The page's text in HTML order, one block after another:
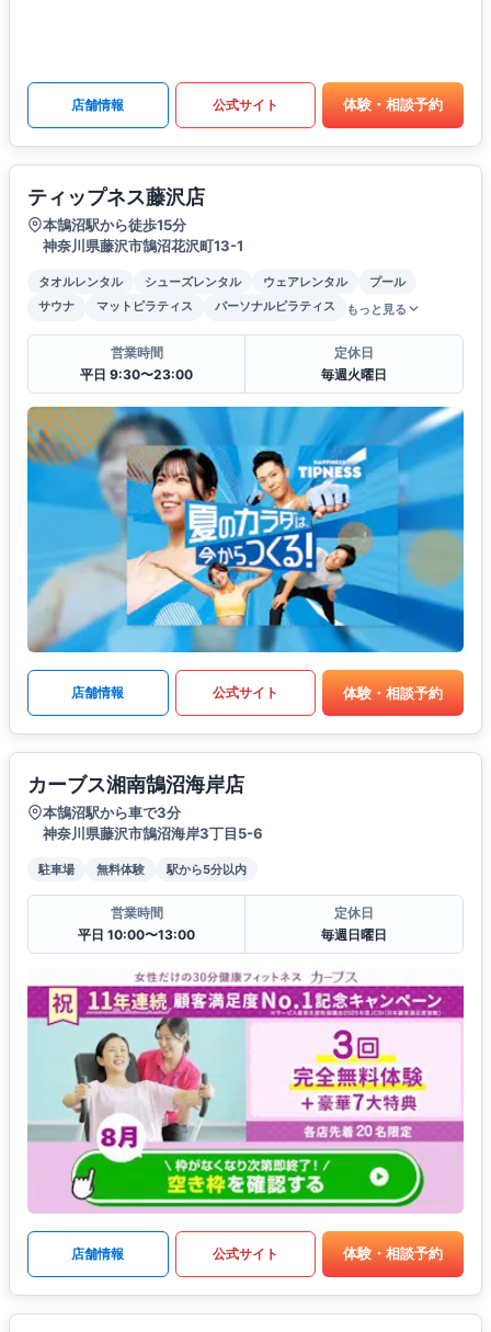
店舗情報 公式サイト 体験・相談予約
ティップネス藤沢店
本鵠沼駅から徒歩15分
神奈川県藤沢市鵠沼花沢町13-1
タオルレンタル シューズレンタル ウェアレンタル
プール
サウナ
マットピラティス パーソナルピラティス もっと見る
営業時間
平日 9:30〜23:00
定休日
毎週火曜日
店舗情報 公式サイト 体験・相談予約
カーブス湘南鵠沼海岸店
本鵠沼駅から車で3分
神奈川県藤沢市鵠沼海岸3丁目5-6
駐車場 無料体験 駅から5分以内
営業時間
平日 10:00〜13:00
定休日
毎週日曜日
店舗情報 公式サイト 体験・相談予約